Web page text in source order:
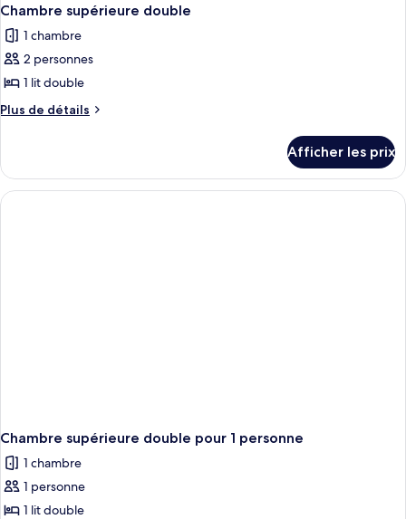
Chambre supérieure double
1 chambre
2 personnes
1 lit double
Plus de détails
Plus
Chambre
supérieure
double
Afficher les prix
Chambre supérieure double pour 1 personne
1 chambre
1 personne
1 lit double